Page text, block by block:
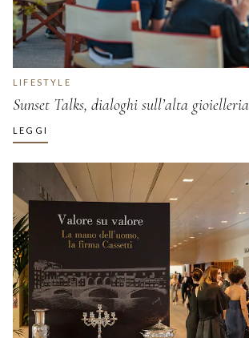
LIFESTYLE
Sunset Talks, dialoghi sull’alta gioielleria
LEGGI